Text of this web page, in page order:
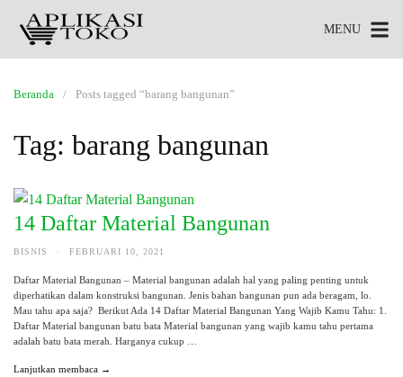
MENU
Beranda Posts tagged “barang bangunan”
Tag: barang bangunan
14 Daftar Material Bangunan
BISNIS · FEBRUARI 10, 2021
Daftar Material Bangunan – Material bangunan adalah hal yang paling penting untuk
diperhatikan dalam konstruksi bangunan. Jenis bahan bangunan pun ada beragam, lo.
Mau tahu apa saja? Berikut Ada 14 Daftar Material Bangunan Yang Wajib Kamu Tahu: 1.
Daftar Material bangunan batu bata Material bangunan yang wajib kamu tahu pertama
adalah batu bata merah. Harganya cukup …
Lanjutkan membaca →